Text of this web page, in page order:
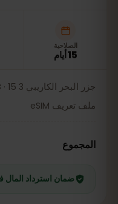
الصلاحية
15 أيام
جزر البحر الكاريبي 3 GB · 15 أيام
ملف تعريف eSIM
المجموع
ضمان استرداد المال